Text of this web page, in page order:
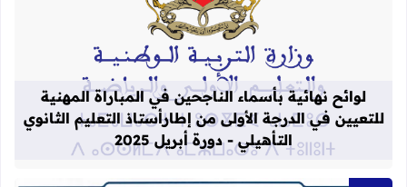
قراءة المزيد عن لوائح نهائية بأسماء
لوائح نهائية بأسماء الناجحين في المباراة المهنية
للتعيين في الدرجة الأولى من إطارأستاذ التعليم الثانوي
التأهيلي - دورة أبريل 2025